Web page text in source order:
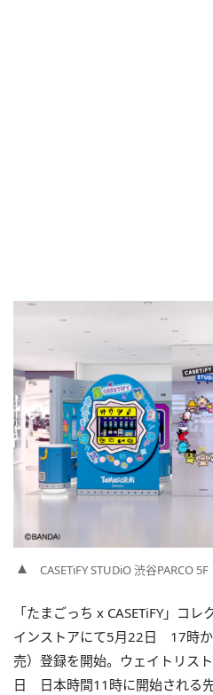
CASETiFY STUDiO 渋谷PARCO
「たまごっち x CASETiFY」コレ
インストアにて5月22日 17時
売）登録を開始。ウェイトリス
日 日本時間11時に開始される